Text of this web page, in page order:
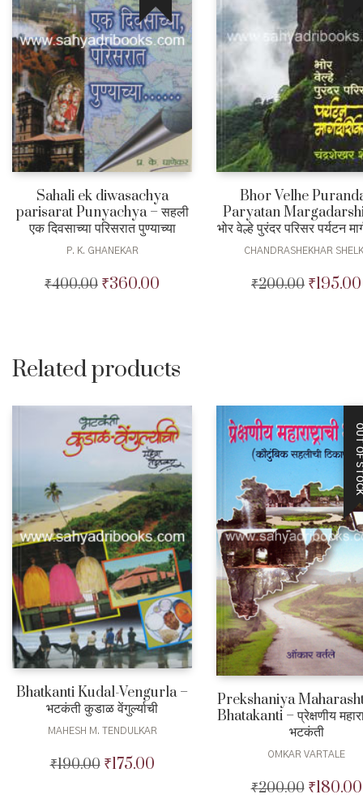
Sahali ek diwasachya
parisarat Punyachya – सहली
एक दिवसाच्या परिसरात पुण्याच्या
P. K. GHANEKAR
₹400.00 Original
₹360.00
Bhor Velhe
Paryatan
भोर वेल्हे पुरंदर परिसर पर्यटन
CHANDRASHEKHAR
₹200.00 Original
₹195.00
Related products
Bhatkanti Kudal-Vengurla –
भटकंती कुडाळ वेंगुर्ल्याची
MAHESH M. TENDULKAR
₹190.00 Original
₹175.00Current
OUT OF STOCK
Prekshaniya
Bhatakanti – प्रेक्षणीय
भटकंती
OMKAR VARTALE
₹200.00 Original
₹180.00